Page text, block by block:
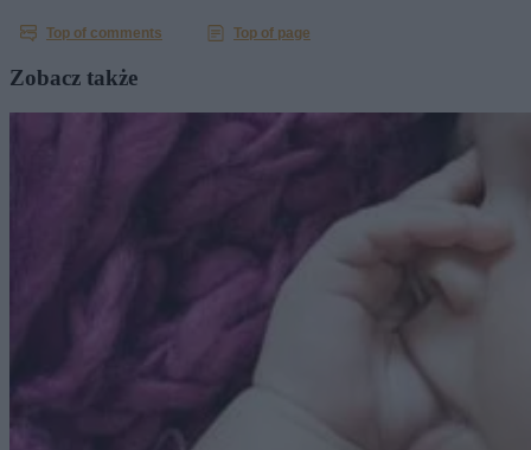
Zobacz także